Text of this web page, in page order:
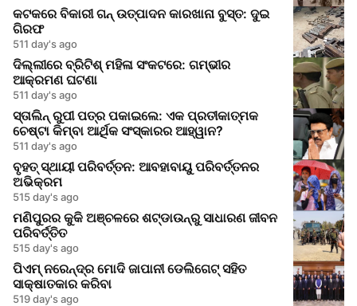
କଟକରେ ବିକାରୀ ଗନ୍ ଉତ୍ପାଦନ କାରଖାନା ବୁସ୍ତ: ଦୁଇ
ଗିରଫ
511 day's ago
ଦିଲ୍ଲୀରେ ବ୍ରିଟିଶ୍ ମହିଳା ସଂକଟରେ: ଗମ୍ଭୀର
ଆକ୍ରମଣ ଘଟଣା
511 day's ago
ସ୍ତାଲିନ୍ ରୁପୀ ପତ୍ର ପକାଇଲେ: ଏକ ପ୍ରତୀକାତ୍ମକ
ଚେଷ୍ଟା କିମ୍ବା ଆର୍ଥିକ ସଂସ୍କାରର ଆହ୍ୱାନ?
511 day's ago
ବୃହତ୍ ସ୍ଥାୟୀ ପରିବର୍ତ୍ତନ: ଆବହାବାୟୁ ପରିବର୍ତ୍ତନର
ଅଭିକ୍ରମ
515 day's ago
ମଣିପୁରର କୁକି ଅଞ୍ଚଳରେ ଶଟ୍ଡାଉନ୍‌ରୁ ସାଧାରଣ ଜୀବନ
ପରିବର୍ତ୍ତିତ
515 day's ago
ପିଏମ୍ ନରେନ୍ଦ୍ର ମୋଦି ଜାପାନୀ ଡେଲିଗେଟ୍ ସହିତ
ସାକ୍ଷାତକାର କରିବା
519 day's ago